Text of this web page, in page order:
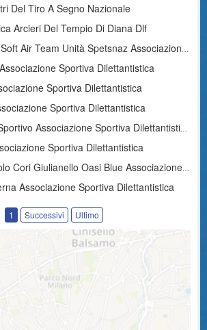
Del Tiro A Segno Nazionale
Arcieri Del Tempio Di Diana Dlf
Team Unità Spetsnaz Associazione Sportiva Dilettantistica
Sportiva Dilettantistica
Sportiva Dilettantistica
Sportiva Dilettantistica
Associazione Sportiva Dilettantistica
Sportiva Dilettantistica
Giulianello Oasi Blue Associazione Sportiva Dilettantistica
Associazione Sportiva Dilettantistica
1 Successivi Ultimo